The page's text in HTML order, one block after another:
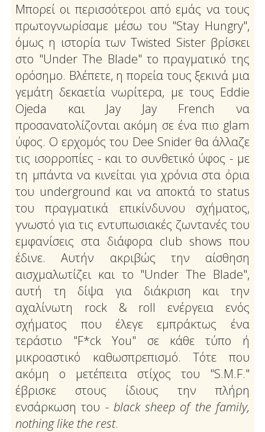
Μπορεί οι περισσότεροι από εμάς να τους
πρωτογνωρίσαμε μέσω του "Stay Hungry",
όμως η ιστορία των Twisted Sister βρίσκει
στο "Under The Blade" το πραγματικό της
ορόσημο. Βλέπετε, η πορεία τους ξεκινά μια
γεμάτη δεκαετία νωρίτερα, με τους Eddie
Ojeda και Jay Jay French να
προσανατολίζονται ακόμη σε ένα πιο glam
ύφος. Ο ερχομός του Dee Snider θα άλλαζε
τις ισορροπίες - και το συνθετικό ύφος - με
τη μπάντα να κινείται για χρόνια στα όρια
του underground και να αποκτά το status
του πραγματικά επικίνδυνου σχήματος,
γνωστό για τις εντυπωσιακές ζωντανές του
εμφανίσεις στα διάφορα club shows που
έδινε. Αυτήν ακριβώς την αίσθηση
αισχμαλωτίζει και το "Under The Blade",
αυτή τη δίψα για διάκριση και την
αχαλίνωτη rock & roll ενέργεια ενός
σχήματος που έλεγε εμπράκτως ένα
τεράστιο "F*ck You" σε κάθε τύπο ή
μικροαστικό καθωσπρεπισμό. Τότε που
ακόμη ο μετέπειτα στίχος του "S.M.F."
έβρισκε στους ίδιους την πλήρη
ενσάρκωση του - black sheep of the family,
nothinglike therest.